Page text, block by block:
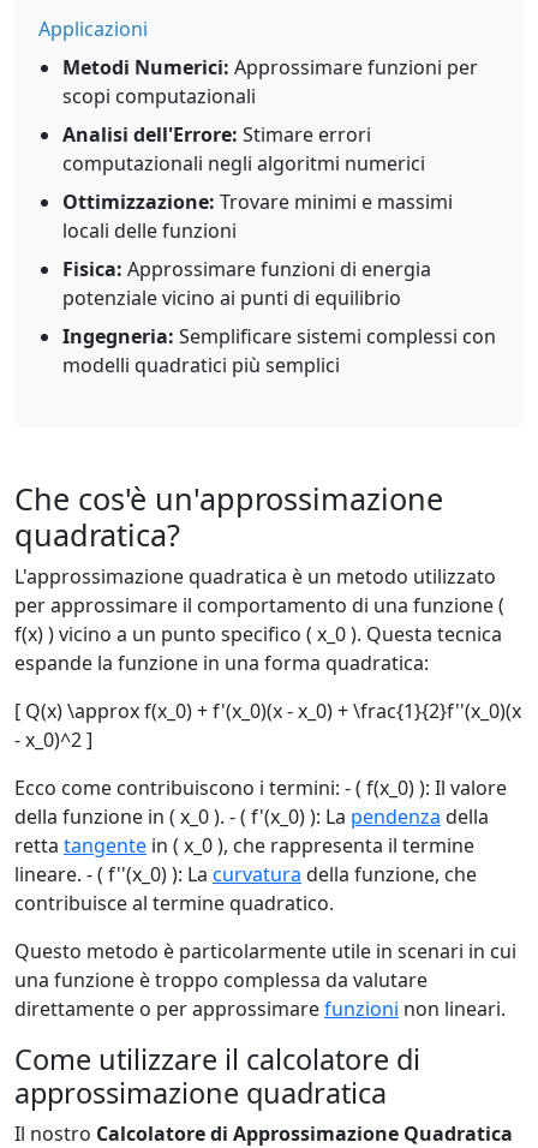
Applicazioni
Metodi Numerici: Approssimare funzioni per
scopi computazionali
Analisi dell'Errore: Stimare errori
computazionali negli algoritmi numerici
Ottimizzazione: Trovare minimi e massimi
locali delle funzioni
Fisica: Approssimare funzioni di energia
potenziale vicino ai punti di equilibrio
Ingegneria: Semplificare sistemi complessi con
modelli quadratici più semplici
Che cos'è un'approssimazione
quadratica?
L'approssimazione quadratica è un metodo utilizzato
per approssimare il comportamento di una funzione (
f(x) ) vicino a un punto specifico ( x_0 ). Questa tecnica
espande la funzione in una forma quadratica:
[ Q(x) \approx f(x_0) + f'(x_0)(x - x_0) + \frac{1}{2}f''(x_0)(x
- x_0)^2 ]
Ecco come contribuiscono i termini: - ( f(x_0) ): Il valore
della funzione in ( x_0 ). - ( f'(x_0) ): La pendenza della
retta tangente in ( x_0 ), che rappresenta il termine
lineare. - ( f''(x_0) ): La curvatura della funzione, che
contribuisce al termine quadratico.
Questo metodo è particolarmente utile in scenari in cui
una funzione è troppo complessa da valutare
direttamente o per approssimarefunzioni non lineari.
Come utilizzare il calcolatore di
approssimazione quadratica
Il nostro Calcolatore di Approssimazione Quadratica